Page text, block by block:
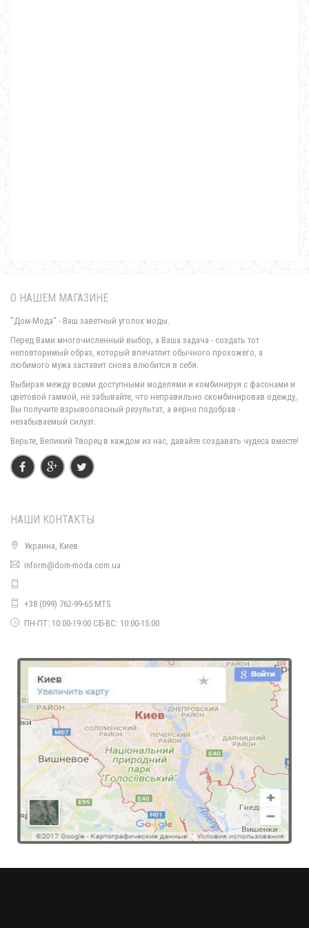
540.00грн.
Стильный теплый свитер большого размера
Женский батальный теплый свитер
720.00грн.
О НАШЕМ МАГАЗИНЕ
"Дом-Мода" - Ваш заветный уголок моды.
Перед Вами многочисленный выбор, а Ваша задача - создать тот
неповторимый образ, который впечатлит обычного прохожего, а
любимого мужа заставит снова влюбится в себя.
Выбирая между всеми доступными моделями и комбинируя с фасонами и
цветовой гаммой, не забывайте, что неправильно скомбинировав одежду,
Вы получите взрывоопасный результат, а верно подобрав -
незабываемый силуэт.
Верьте, Великий Творец в каждом из нас, давайте создавать чудеса вместе!
НАШИ КОНТАКТЫ
Украина, Киев
inform@dom-moda.com.ua
+38 (099) 762-99-65 MTS
ПН-ПТ: 10:00-19:00 СБ-ВС: 10:00-15:00